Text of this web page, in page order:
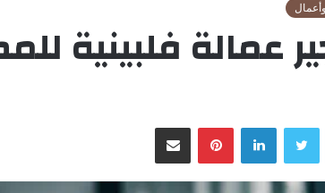
عمالة فلبينية
تويتر لينكدإن بينتيريستمشاركة عبر البريد